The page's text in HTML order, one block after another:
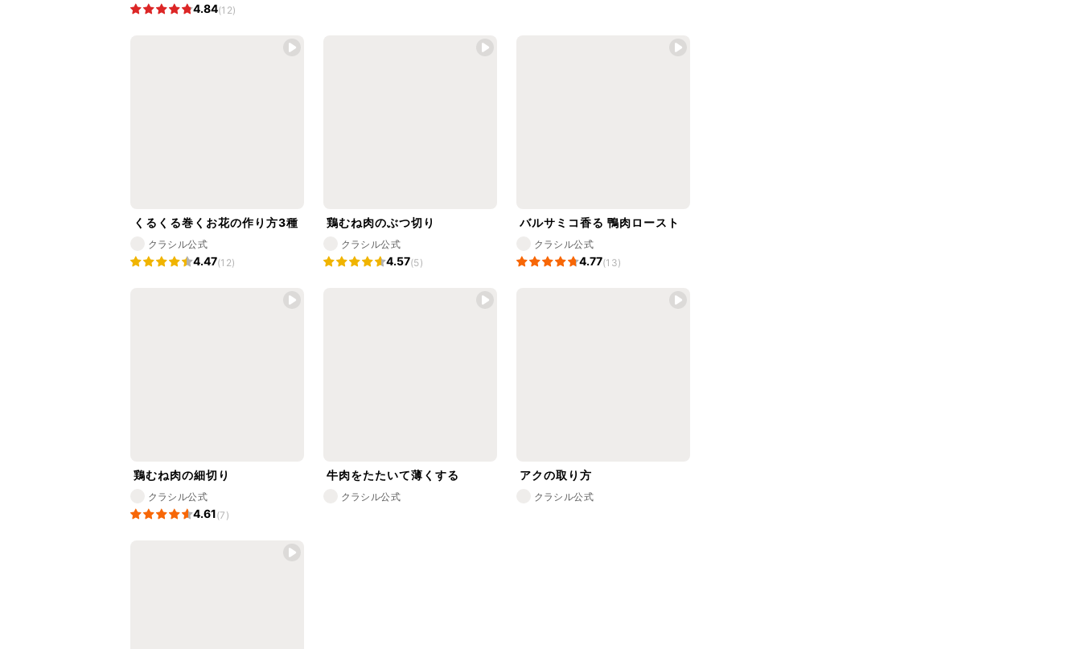
4.84(12)
くるくる巻くお花の作り方3種
クラシル公式
4.47(12)
鶏むね肉のぶつ切り
クラシル公式
4.57(5)
バルサミコ香る 鴨肉ロースト
クラシル公式
4.77(13)
鶏むね肉の細切り
クラシル公式
4.61(7)
牛肉をたたいて薄くする
クラシル公式
アクの取り方
クラシル公式